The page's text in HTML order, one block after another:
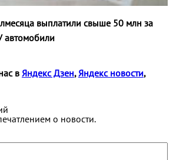
выплатили свыше 50 млн за
автомобили
в Яндекс Дзен,Яндекс новости,
о новости.